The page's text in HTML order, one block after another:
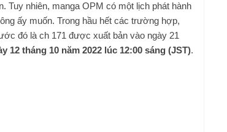
nhiên, manga OPM có một lịch phát hành
ấy muốn. Trong hầu hết các trường hợp,
đó là ch 171 được xuất bản vào ngày 21
12 tháng 10 năm 2022 lúc 12:00 sáng (JST).